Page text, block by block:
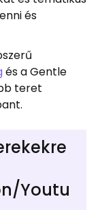
és
és a Gentle
teret
Youtu